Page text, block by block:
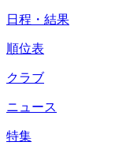
日程・結果
順位表
クラブ
ニュース
特集